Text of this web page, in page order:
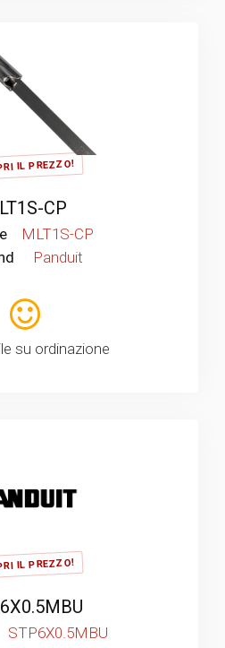
IL PREZZO!
CP
MLT1S-CP
Panduit
su ordinazione
IL PREZZO!
STP6X0.5MBU